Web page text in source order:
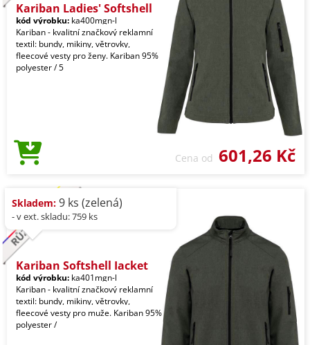
Kariban Ladies' Softshell
kód výrobku: ka400mgn-l
Kariban - kvalitní značkový reklamní
textil: bundy, mikiny, větrovky,
fleecové vesty pro ženy. Kariban 95%
polyester / 5
Cena od 601,26 Kč
Skladem: 9 ks (zelená)
- v ext. skladu: 759 ks
Kariban Softshell Jacket
kód výrobku: ka401mgn-l
Kariban - kvalitní značkový reklamní
textil: bundy, mikiny, větrovky,
fleecové vesty pro muže. Kariban 95%
polyester /